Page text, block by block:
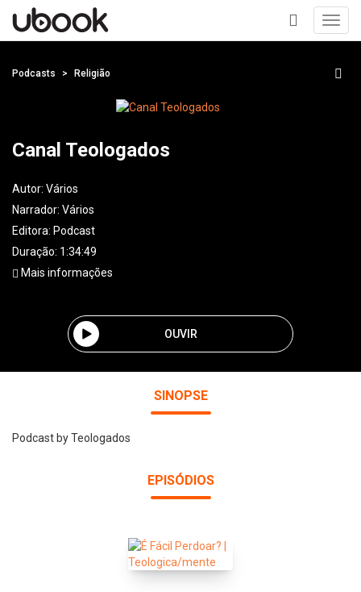
+
Podcasts Religião
Canal Teologados
Autor: Vários
Narrador: Vários
Editora: Podcast
Duração: 1:34:49
Mais informações
OUVIR
SINOPSE
Podcast by Teologados
EPISÓDIOS